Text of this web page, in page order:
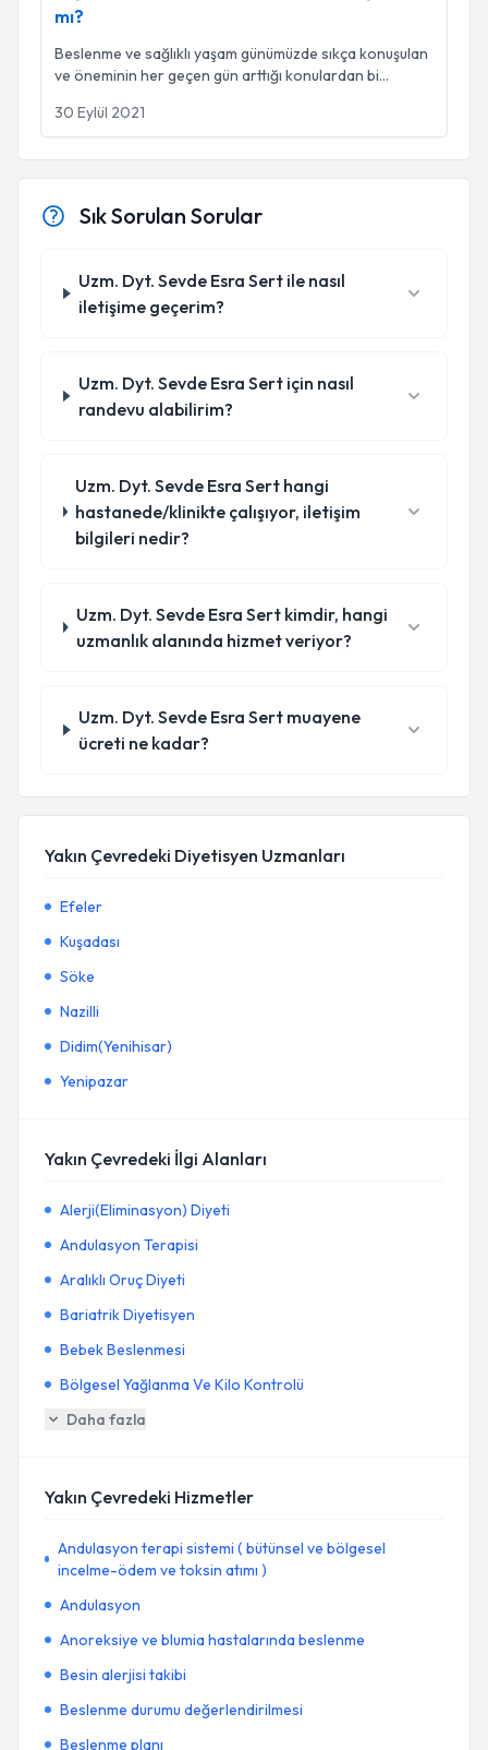
mı?
Beslenme ve sağlıklı yaşam günümüzde sıkça konuşulan
ve öneminin her geçen gün arttığı konulardan bi...
30 Eylül 2021
Sık Sorulan Sorular
Uzm. Dyt. Sevde Esra Sert ile nasıl
iletişime geçerim?
Uzm. Dyt. Sevde Esra Sert için nasıl
randevu alabilirim?
Uzm. Dyt. Sevde Esra Sert hangi
hastanede/klinikte çalışıyor, iletişim
bilgileri nedir?
Uzm. Dyt. Sevde Esra Sert kimdir, hangi
uzmanlık alanında hizmet veriyor?
Uzm. Dyt. Sevde Esra Sert muayene
ücreti ne kadar?
Yakın Çevredeki Diyetisyen Uzmanları
Efeler
Kuşadası
Söke
Nazilli
Didim(Yenihisar)
Yenipazar
Yakın Çevredeki İlgi Alanları
Alerji(Eliminasyon) Diyeti
Andulasyon Terapisi
Aralıklı Oruç Diyeti
Bariatrik Diyetisyen
Bebek Beslenmesi
Bölgesel Yağlanma Ve Kilo Kontrolü
Daha fazla
Yakın Çevredeki Hizmetler
Andulasyon terapi sistemi ( bütünsel ve bölgesel
incelme-ödem ve toksin atımı )
Andulasyon
Anoreksiye ve blumia hastalarında beslenme
Besin alerjisi takibi
Beslenme durumu değerlendirilmesi
Beslenme planı